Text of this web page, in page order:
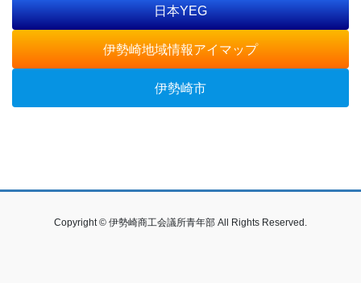
日本YEG
伊勢崎地域情報アイマップ
伊勢崎市
Copyright © 伊勢崎商工会議所青年部 All Rights Reserved.